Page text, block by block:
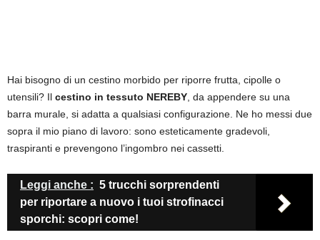
Hai bisogno di un cestino morbido per riporre frutta, cipolle o
utensili? Il cestino in tessuto NEREBY , da appendere su una
barra murale, si adatta a qualsiasi configurazione. Ne ho messi due
sopra il mio piano di lavoro: sono esteticamente gradevoli,
traspiranti e prevengono l’ingombro nei cassetti.
Leggi anche : 5 trucchi sorprendenti
per riportare a nuovo i tuoi strofinacci
sporchi: scopri come!